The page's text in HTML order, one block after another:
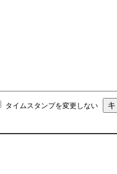
タイムスタンプを変更しない